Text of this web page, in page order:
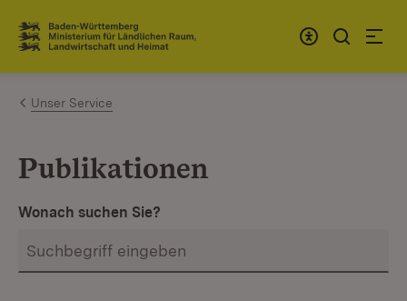
Zum Inhalt springen
Link zur Startseite
Unser Service
Publikationen
Wonach suchen Sie?